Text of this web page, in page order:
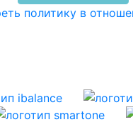
политику в